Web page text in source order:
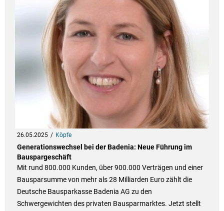
26.05.2025 Köpfe
Generationswechsel bei der Badenia: Neue Führung im
Bauspargeschäft
Mit rund 800.000 Kunden, über 900.000 Verträgen und einer
Bausparsumme von mehr als 28 Milliarden Euro zählt die
Deutsche Bausparkasse Badenia AG zu den
Schwergewichten des privaten Bausparmarktes. Jetzt stellt